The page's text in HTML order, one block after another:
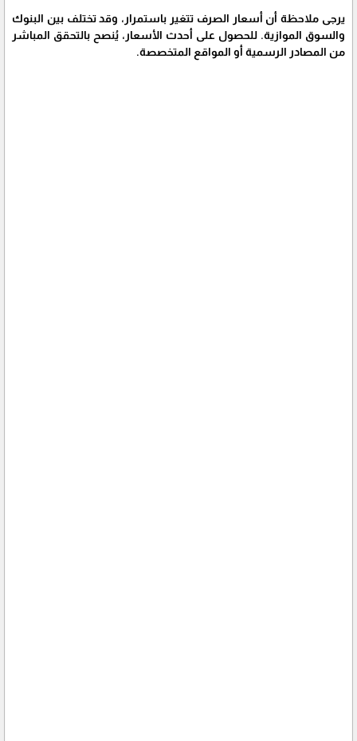
يرجى ملاحظة أن أسعار الصرف تتغير باستمرار، وقد تختلف بين البنوك
والسوق الموازية. للحصول على أحدث الأسعار، يُنصح بالتحقق المباشر
من المصادر الرسمية أو المواقع المتخصصة.